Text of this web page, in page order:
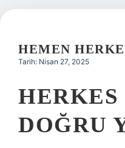
Yasal Uyarı
HEMEN
Tarih: Nisan 27, 2025
DOĞRU